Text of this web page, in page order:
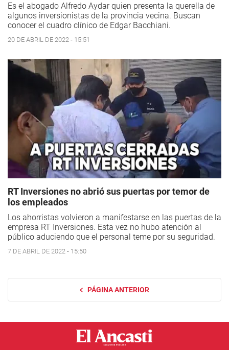
Es el abogado Alfredo Aydar quien presenta la querella de
algunos inversionistas de la provincia vecina. Buscan
conocer el cuadro clínico de Edgar Bacchiani.
20 DE ABRIL DE 2022 - 15:51
RT Inversiones no abrió sus puertas por temor de
los empleados
Los ahorristas volvieron a manifestarse en las puertas de la
empresa RT Inversiones. Esta vez no hubo atención al
público aduciendo que el personal teme por su seguridad.
7 DE ABRIL DE 2022 - 15:50
PÁGINA ANTERIOR